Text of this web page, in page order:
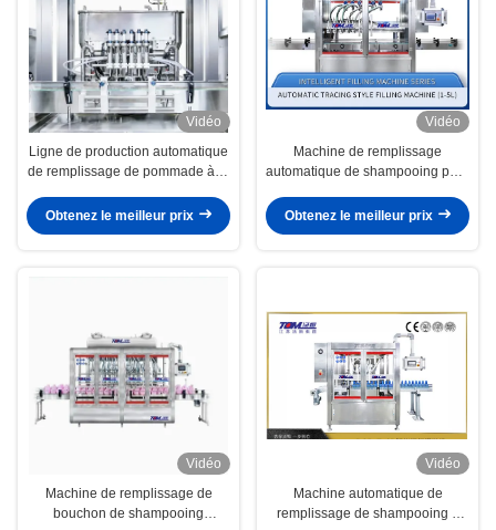
Vidéo
Ligne de production automatique
de remplissage de pommade à la
précis
Obtenez le meilleur prix
Vidéo
Machine de remplissage
automatique de shampooing pour
capillaires
Obtenez le meilleur prix
Vidéo
Machine de remplissage de
bouchon de shampooing
Vidéo
Machine automatique de
remplissage de shampooing à